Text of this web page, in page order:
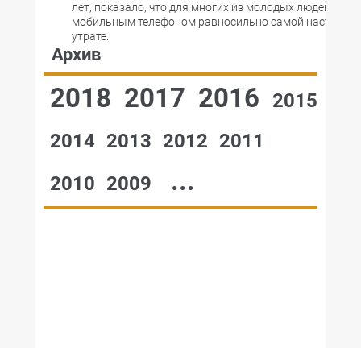
лет, показало, что для многих из молодых людей
мобильным телефоном равносильно самой
утрате.
Архив
2018 2017 2016
2015
2014 2013 2012 2011
2010 2009 ...